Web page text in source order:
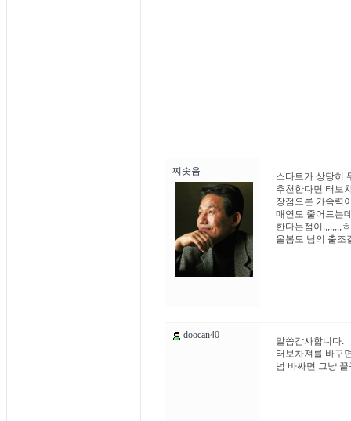
찌솟음
스타트가 상당히
추천한다면 터보
장점으론 가속력
매연도 줄어드는
한다는점이,,,,,,,,
올봄도 님의 출조
doocan40
말씀감사합니다.
터보차져를 바꾸
넘 바싸면 그냥